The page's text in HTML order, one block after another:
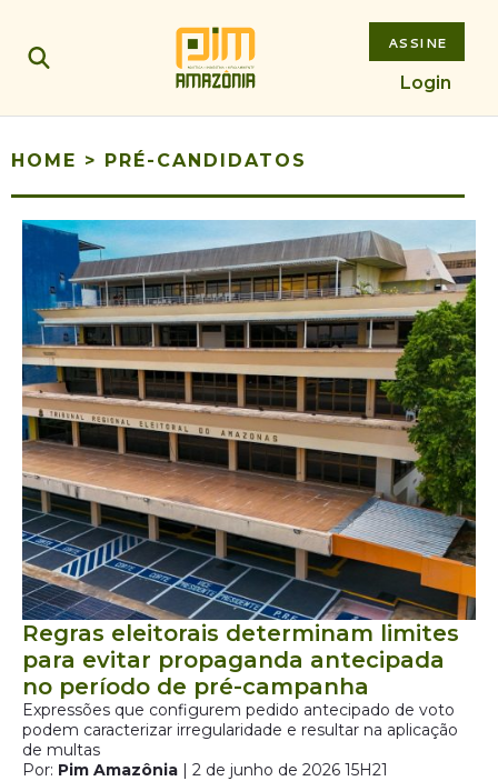
ASSINE
Login
HOME > PRÉ-CANDIDATOS
Regras eleitorais determinam limites
para evitar propaganda antecipada
no período de pré-campanha
Expressões que configurem pedido antecipado de voto
podem caracterizar irregularidade e resultar na aplicação
de multas
Por: Pim Amazônia | 2 de junho de 2026 15H21